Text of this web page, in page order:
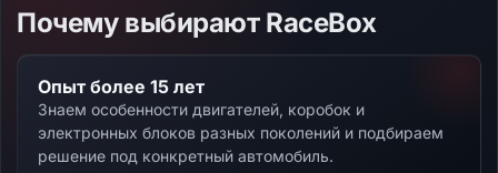
Почему выбирают RaceBox
Опыт более 15 лет
Знаем особенности двигателей, коробок и
электронных блоков разных поколений и подбираем
решение под конкретный автомобиль.